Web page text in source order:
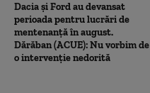
Dacia și Ford au devansat
perioada pentru lucrări de
mentenanță în august.
Dărăban (ACUE): Nu vorbim de
o intervenție nedorită